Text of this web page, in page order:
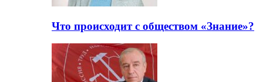
Что происходит с обществом «Знание»?